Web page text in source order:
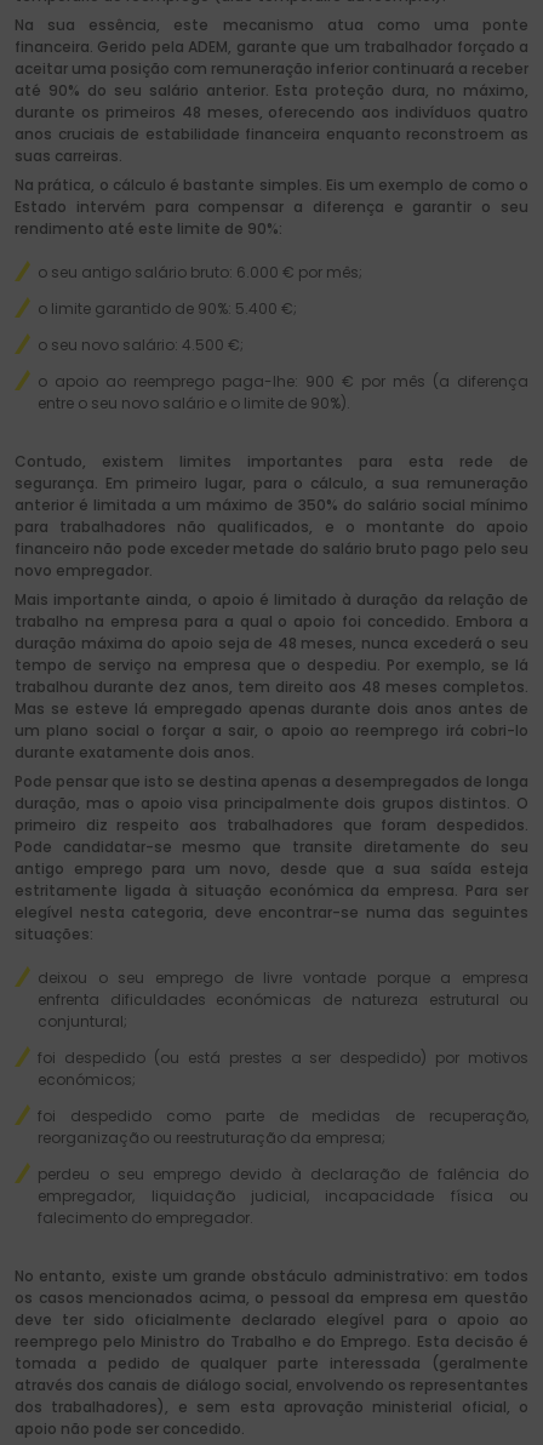
Na sua essência, este mecanismo atua como uma ponte
financeira. Gerido pela ADEM, garante que um trabalhador forçado a
aceitar uma posição com remuneração inferior continuará a receber
até 90% do seu salário anterior. Esta proteção dura, no máximo,
durante os primeiros 48 meses, oferecendo aos indivíduos quatro
anos cruciais de estabilidade financeira enquanto reconstroem as
suas carreiras.
Na prática, o cálculo é bastante simples. Eis um exemplo de como o
Estado intervém para compensar a diferença e garantir o seu
rendimento até este limite de 90%:
o seu antigo salário bruto: 6.000 € por mês;
o limite garantido de 90%: 5.400 €;
o seu novo salário: 4.500 €;
o apoio ao reemprego paga-lhe: 900 € por mês (a diferença
entre o seu novo salário e o limite de 90%).
Contudo, existem limites importantes para esta rede de
segurança. Em primeiro lugar, para o cálculo, a sua remuneração
anterior é limitada a um máximo de 350% do salário social mínimo
para trabalhadores não qualificados, e o montante do apoio
financeiro não pode exceder metade do salário bruto pago pelo seu
novo empregador.
Mais importante ainda, o apoio é limitado à duração da relação de
trabalho na empresa para a qual o apoio foi concedido. Embora a
duração máxima do apoio seja de 48 meses, nunca excederá o seu
tempo de serviço na empresa que o despediu. Por exemplo, se lá
trabalhou durante dez anos, tem direito aos 48 meses completos.
Mas se esteve lá empregado apenas durante dois anos antes de
um plano social o forçar a sair, o apoio ao reemprego irá cobri-lo
durante exatamente dois anos.
Pode pensar que isto se destina apenas a desempregados de longa
duração, mas o apoio visa principalmente dois grupos distintos. O
primeiro diz respeito aos trabalhadores que foram despedidos.
Pode candidatar-se mesmo que transite diretamente do seu
antigo emprego para um novo, desde que a sua saída esteja
estritamente ligada à situação económica da empresa. Para ser
elegível nesta categoria, deve encontrar-se numa das seguintes
situações:
deixou o seu emprego de livre vontade porque a empresa
enfrenta dificuldades económicas de natureza estrutural ou
conjuntural;
foi despedido (ou está prestes a ser despedido) por motivos
económicos;
foi despedido como parte de medidas de recuperação,
reorganização ou reestruturação da empresa;
perdeu o seu emprego devido à declaração de falência do
empregador, liquidação judicial, incapacidade física ou
falecimento do empregador.
No entanto, existe um grande obstáculo administrativo: em todos
os casos mencionados acima, o pessoal da empresa em questão
deve ter sido oficialmente declarado elegível para o apoio ao
reemprego pelo Ministro do Trabalho e do Emprego. Esta decisão é
tomada a pedido de qualquer parte interessada (geralmente
através dos canais de diálogo social, envolvendo os representantes
dos trabalhadores), e sem esta aprovação ministerial oficial, o
apoio não pode ser concedido.